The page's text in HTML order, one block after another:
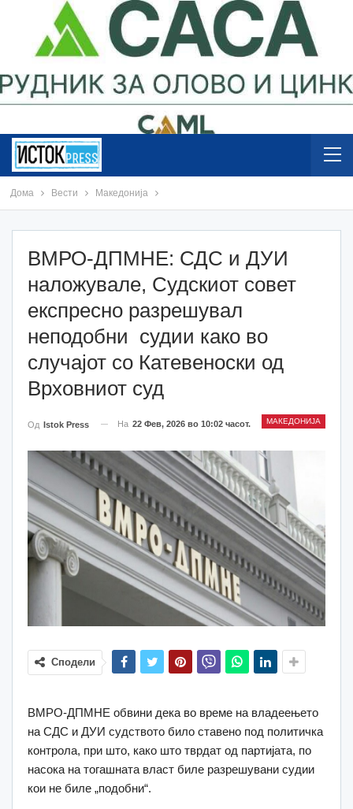
Дома Вести Македонија
ВМРО-ДПМНЕ: СДС и ДУИ
наложувале, Судскиот совет
експресно разрешувал
неподобни судии како во
случајот со Катевеноски од
Врховниот суд
МАКЕДОНИЈА
Од Istok Press На 22 Фев, 2026 во 10:02 часот.
Сподели
ВМРО-ДПМНЕ обвини дека во време на владеењето
на СДС и ДУИ судството било ставено под политичка
контрола, при што, како што тврдат од партијата, по
насока на тогашната власт биле разрешувани судии
кои не биле „подобни“.